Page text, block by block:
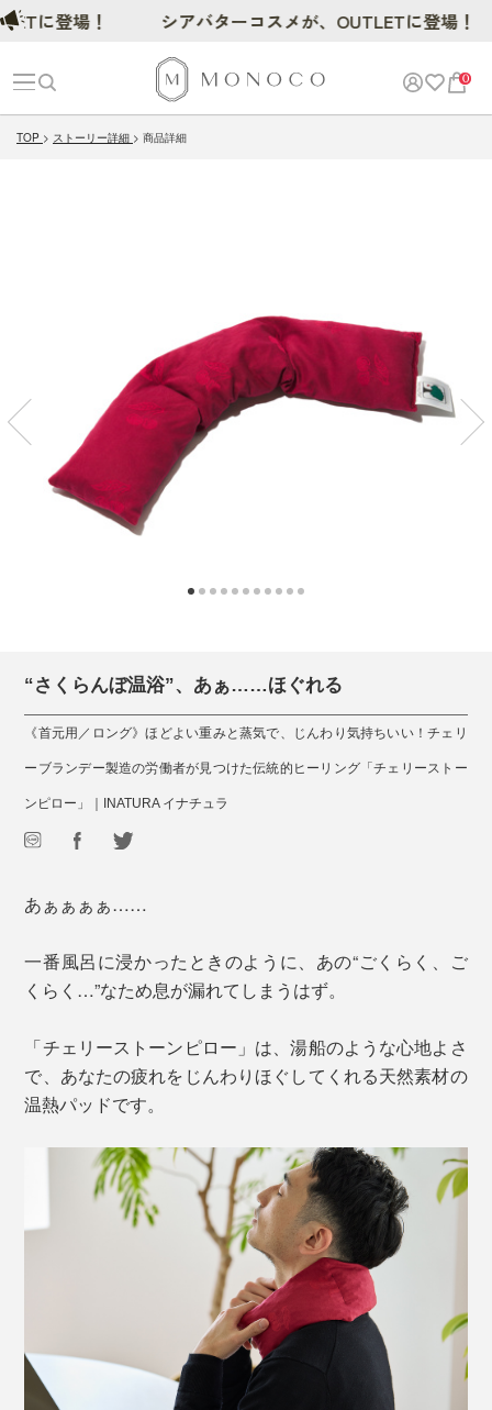
0
TOP ストーリー詳細 商品詳細
“さくらんぼ温浴”、あぁ……ほぐれる
《首元用／ロング》ほどよい重みと蒸気で、じんわり気持ちいい！チェリ
ーブランデー製造の労働者が見つけた伝統的ヒーリング「チェリーストー
ンピロー」｜INATURA イナチュラ
あぁぁぁぁ……
一番風呂に浸かったときのように、あの“ごくらく、ご
くらく…”なため息が漏れてしまうはず。
「チェリーストーンピロー」は、湯船のような心地よさ
で、あなたの疲れをじんわりほぐしてくれる天然素材の
温熱パッドです。
に登場！ シアバターコスメが、OUTLETに登場！